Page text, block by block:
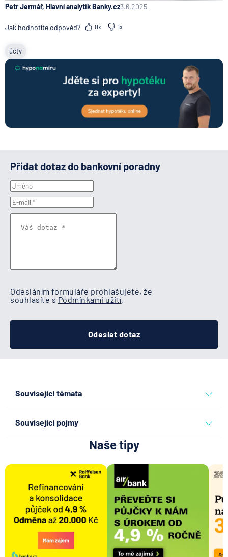
Petr Jermář, Hlavní analytik Banky.cz3.6.2025
Jak hodnotíte odpověď? 0x 1x
účty
Přidat dotaz do bankovní poradny
Odesláním formuláře prohlašujete, že
souhlasíte s Podmínkami užití
Odeslat dotaz
Související témata
Související pojmy
Disponibilní zůstatek
Kodex mobility klientů
Výpis z úvěrového účtu
Předschválená půjčka
Google pay
Naše tipy